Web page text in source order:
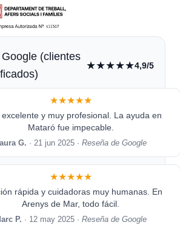
(clientes
★★★★★4,9/5
★★★★★
excelente y muy profesional. La ayuda en
Mataró fue impecable.
G. · 21 jun 2025 ·Reseña de Google
★★★★★
rápida y cuidadoras muy humanas. En
Arenys de Mar, todo fácil.
P. · 12 may 2025 ·Reseña de Google